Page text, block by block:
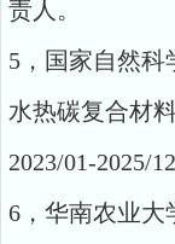
责人。
5，国家自然科
水热碳复合材
2023/01-2025/
6，华南农业大